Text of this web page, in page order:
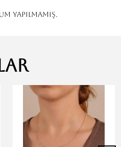
yapılmamış.